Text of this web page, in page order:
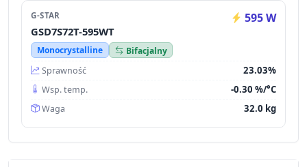
G-STAR 595 W
GSD7S72T-595WT
Monocrystalline
Bifacjalny
Sprawność
23.03%
Wsp. temp. -0.30 %/°C
Waga 32.0 kg